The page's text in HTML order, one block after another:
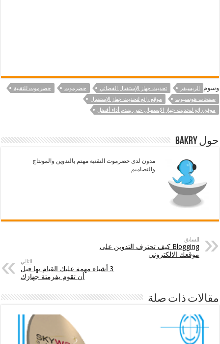
وسوم الريسيفر تحديث جهاز الإستقبال الفضائي حضرموت
حضرموت للتقنية
صفحات هوتسبوت
موقع رائع لتحديث جهاز الإستقبال
موقع رائع لتحديث جهاز الإستقبال حتى يقدم أداء أفضل
حول bakry
مدون لدى حضرموت التقنية مهتم بالتدوين والمونتاج
والتصاميم
السابق
Blogging كيف تحترف التدوين على
موقعك الالكتروني
التالي
3 أشياء مهمة عليك القيام بها قبل
أن تقوم بفرمتة جهازك
مقالات ذات صلة